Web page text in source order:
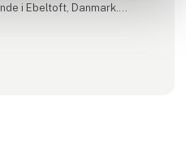
i Ebeltoft, Danmark.